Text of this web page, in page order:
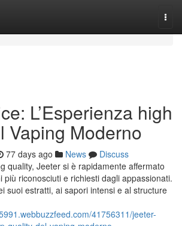
L’Esperienza high
Vaping Moderno
77 days ago News
Discuss
quality, Jeeter si è rapidamente affermato
più riconosciuti e richiesti dagli appassionati.
suoi estratti, ai sapori intensi e al structure
41756311/jeeter-